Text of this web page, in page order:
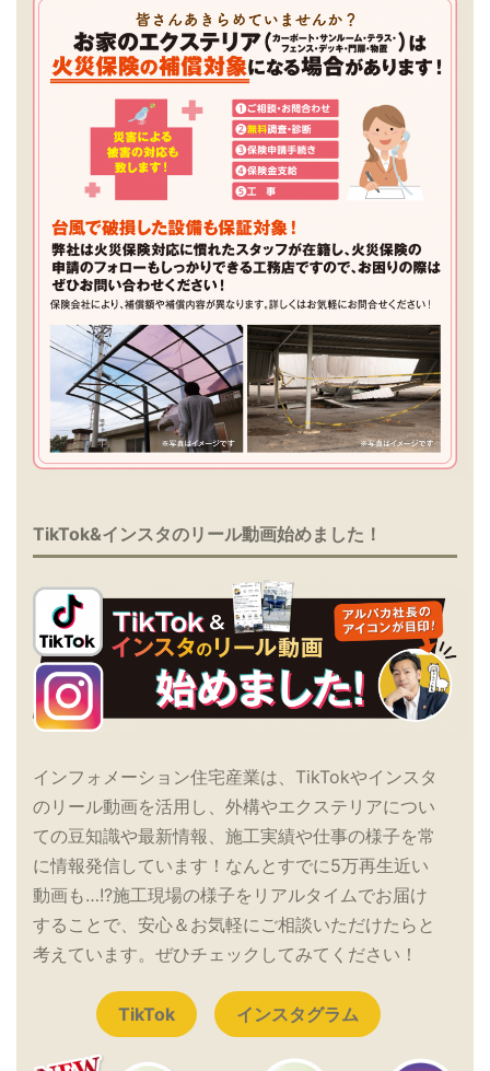
TikTok&インスタのリール動画始めました！
インフォメーション住宅産業は、TikTokやインスタ
のリール動画を活用し、外構やエクステリアについ
ての豆知識や最新情報、施工実績や仕事の様子を常
に情報発信しています！なんとすでに5万再生近い
動画も…!?施工現場の様子をリアルタイムでお届け
することで、安心＆お気軽にご相談いただけたらと
考えています。ぜひチェックしてみてください！
TikTok インスタグラム